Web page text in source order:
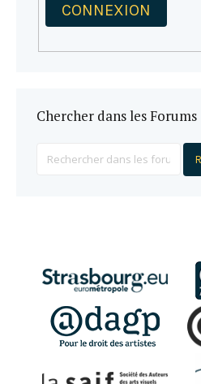
CONNEXION
Chercher dans les Forums